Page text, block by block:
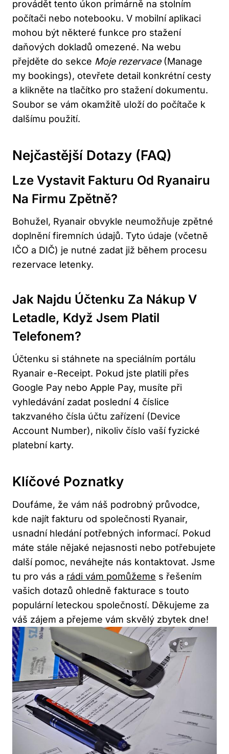
provádět tento úkon primárně na stolním
počítači nebo notebooku. V mobilní aplikaci
mohou být některé funkce pro stažení
daňových dokladů omezené. Na webu
přejděte do sekce Moje rezervace(Manage
my bookings), otevřete detail konkrétní cesty
a klikněte na tlačítko pro stažení dokumentu.
Soubor se vám okamžitě uloží do počítače k
dalšímu použití.
Nejčastější Dotazy (FAQ)
Lze Vystavit Fakturu Od Ryanairu
Na Firmu Zpětně?
Bohužel, Ryanair obvykle neumožňuje zpětné
doplnění firemních údajů. Tyto údaje (včetně
IČO a DIČ) je nutné zadat již během procesu
rezervace letenky.
Jak Najdu Účtenku Za Nákup V
Letadle, Když Jsem Platil
Telefonem?
Účtenku si stáhnete na speciálním portálu
Ryanair e-Receipt. Pokud jste platili přes
Google Pay nebo Apple Pay, musíte při
vyhledávání zadat poslední 4 číslice
takzvaného čísla účtu zařízení (Device
Account Number), nikoliv číslo vaší fyzické
platební karty.
Klíčové Poznatky
Doufáme, že vám náš podrobný průvodce,
kde najít fakturu od společnosti Ryanair,
usnadní hledání potřebných informací. Pokud
máte stále nějaké nejasnosti nebo potřebujete
další pomoc, neváhejte nás kontaktovat. Jsme
tu pro vás a rádi vám pomůžeme s řešením
vašich dotazů ohledně fakturace s touto
populární leteckou společností. Děkujeme za
váš zájem a přejeme vám skvělý zbytek dne!